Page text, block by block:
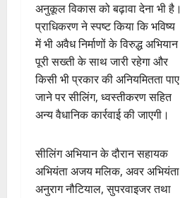
अनुकूल विकास को बढ़ावा देना भी है।
प्राधिकरण ने स्पष्ट किया कि भविष्य
में भी अवैध निर्माणों के विरुद्ध अभियान
पूरी सख्ती के साथ जारी रहेगा और
किसी भी प्रकार की अनियमितता पाए
जाने पर सीलिंग, ध्वस्तीकरण सहित
अन्य वैधानिक कार्रवाई की जाएगी।
सीलिंग अभियान के दौरान सहायक
अभियंता अजय मलिक, अवर अभियंता
अनुराग नौटियाल, सुपरवाइजर तथा